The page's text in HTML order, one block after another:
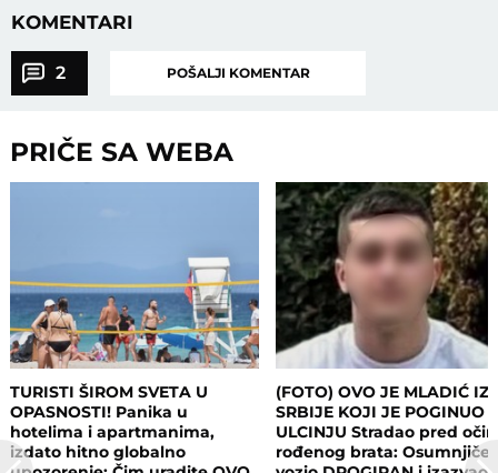
KOMENTARI
2 POŠALJI KOMENTAR
PRIČE SA WEBA
TURISTI ŠIROM SVETA U
OPASNOSTI! Panika u
hotelima i apartmanima,
izdato hitno globalno
(FOTO) OVO JE MLADIĆ IZ
SRBIJE KOJI JE POGINUO
ULCINJU Stradao pred
rođenog brata: